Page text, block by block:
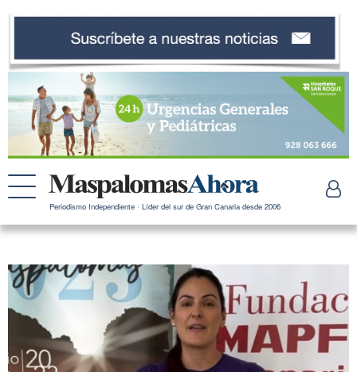
Periodismo Independiente · Líder del sur de Gran Canaria desde 2006